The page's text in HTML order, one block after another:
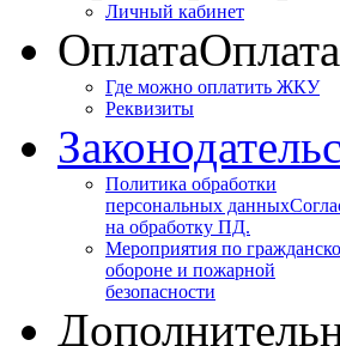
Личный кабинет
Оплата
Где можно оплатить ЖКУ
Реквизиты
Политика обработки
персональных данных
на обработку ПД.
Мероприятия по
обороне и пожарной
безопасности